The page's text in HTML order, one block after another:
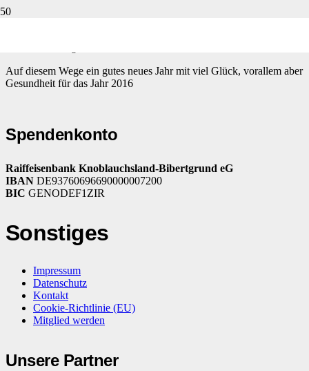
Auf diesem Wege ein gutes neues Jahr mit viel Glück, vorallem aber
Gesundheit für das Jahr 2016
Spendenkonto
Raiffeisenbank Knoblauchsland-Bibertgrund eG
IBAN DE93760696690000007200
BIC GENODEF1ZIR
Sonstiges
Impressum
Datenschutz
Kontakt
Cookie-Richtlinie (EU)
Mitglied werden
Unsere Partner